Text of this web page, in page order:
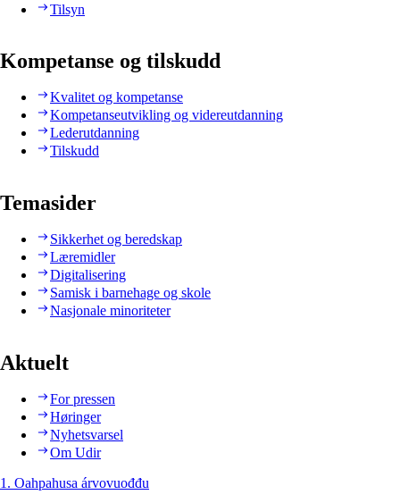
Tilsyn
Kompetanse og tilskudd
Kvalitet og kompetanse
Kompetanseutvikling og videreutdanning
Lederutdanning
Tilskudd
Temasider
Sikkerhet og beredskap
Læremidler
Digitalisering
Samisk i barnehage og skole
Nasjonale minoriteter
Aktuelt
For pressen
Høringer
Nyhetsvarsel
Om Udir
1. Oahpahusa árvovuođđu